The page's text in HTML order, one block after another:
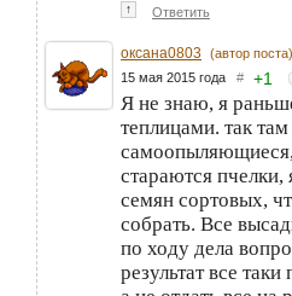
↑ Ответить
оксана0803 (автор поста)
15 мая 2015 года # +1
Я не знаю, я
теплицами. так
стараются пчелки,
семян сортовых,
собрать. Все
по ходу дела
результат все